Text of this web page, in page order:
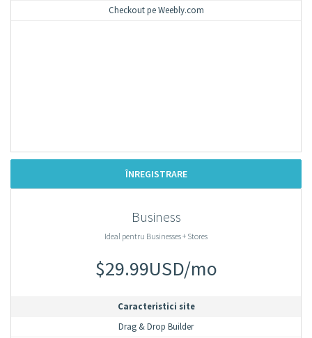
Checkout pe Weebly.com
ÎNREGISTRARE
Business
Ideal pentru Businesses + Stores
$29.99USD/mo
Caracteristici site
Drag & Drop Builder